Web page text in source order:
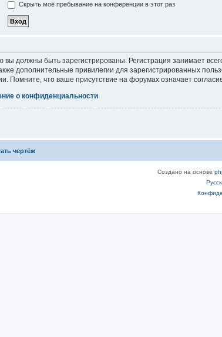
Скрыть моё пребывание на конференции в этот раз
должны быть зарегистрированы. Регистрация занимает
дополнительные привилегии для зарегистрированных
Помните, что ваше присутствие на форумах означает
о конфиденциальности
чертёж
Создано на основе